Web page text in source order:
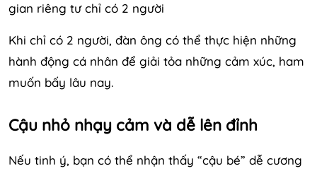
gian riêng tư chỉ có 2 người
Khi chỉ có 2 người, đàn ông có thể thực hiện những
hành động cá nhân để giải tỏa những cảm xúc, ham
muốn bấy lâu nay.
Cậu nhỏ nhạy cảm và dễ lên đỉnh
Nếu tinh ý, bạn có thể nhận thấy “cậu bé” dễ cương